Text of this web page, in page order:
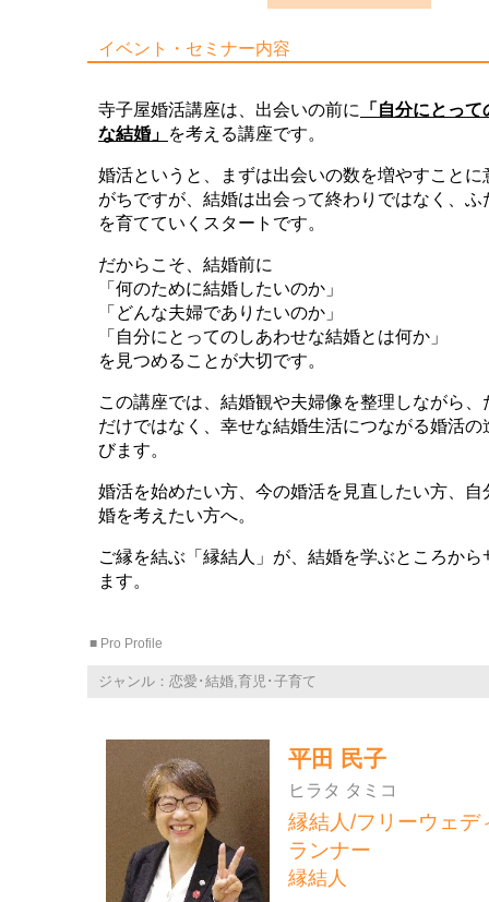
イベント・セミナー内容
寺子屋婚活講座は、出会いの前に
「自分にとっ
な結婚」 を考える講座です。
婚活というと、まずは出会いの数を増やすことに
がちですが、結婚は出会って終わりではなく、ふ
を育てていくスタートです。
だからこそ、結婚前に
「何のために結婚したいのか」
「どんな夫婦でありたいのか」
「自分にとってのしあわせな結婚とは何か」
を見つめることが大切です。
この講座では、結婚観や夫婦像を整理しながら、
だけではなく、幸せな結婚生活につながる婚活の
びます。
婚活を始めたい方、今の婚活を見直したい方、自
婚を考えたい方へ。
ご縁を結ぶ「縁結人」が、結婚を学ぶところから
ます。
■ Pro Profile
ジャンル：恋愛･結婚,育児･子育て
平田 民子
ヒラタ タミコ
縁結人/フリーウェデ
ランナー
縁結人